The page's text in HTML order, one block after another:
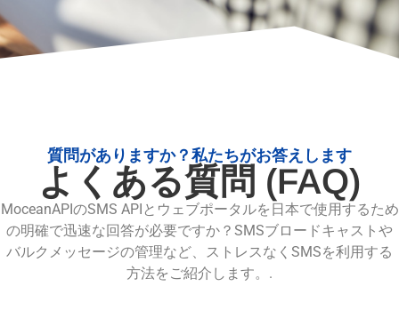
質問がありますか？私たちがお答えします
よくある質問 (FAQ)
MoceanAPIのSMS APIとウェブポータルを日本で使用するため
の明確で迅速な回答が必要ですか？SMSブロードキャストや
バルクメッセージの管理など、ストレスなくSMSを利用する
方法をご紹介します。.